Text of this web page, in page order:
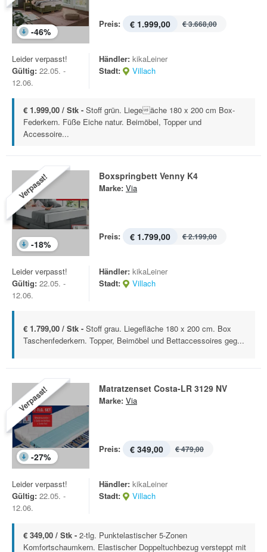
-46%
Preis: € 1.999,00 € 3.668,00
Leider verpasst!
Gültig: 22.05. -
12.06.
Händler: kikaLeiner
Stadt:
Villach
€ 1.999,00 / Stk - Stoff grün. Liegeäche 180 x 200 cm Box-
Federkern. Füße Eiche natur. Beimöbel, Topper und
Accessoire...
Verpasst!
-18%
Boxspringbett Venny K4
Marke: Via
Preis: € 1.799,00 € 2.199,00
Leider verpasst!
Gültig: 22.05. -
12.06.
Händler: kikaLeiner
Stadt:
Villach
€ 1.799,00 / Stk - Stoff grau. Liegefläche 180 x 200 cm. Box
Taschenfederkern. Topper, Beimöbel und Bettaccessoires geg...
Verpasst!
-27%
Matratzenset Costa-LR 3129 NV
Marke: Via
Preis: € 349,00 € 479,00
Leider verpasst!
Gültig: 22.05. -
12.06.
Händler: kikaLeiner
Stadt:
Villach
€ 349,00 / Stk - 2-tlg. Punktelastischer 5-Zonen
Komfortschaumkern. Elastischer Doppeltuchbezug versteppt mit